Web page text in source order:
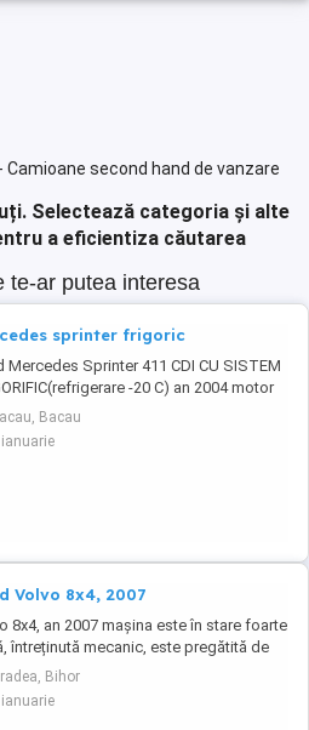
second hand de vanzare
Selectează categoria și alte
a eficientiza căutarea
te-ar putea interesa
sprinter frigoric
Mercedes Sprinter 411 CDI CU SISTEM
-20 C) an 2004 motor
hp in stare perfecta de functionare.
schimbate telescoapele,grup nou
dubla 1000 euro ,alternator nou 150W,
Bacau
ianuarie
Volvo 8x4, 2007
8x4, an 2007 mașina este în stare foarte
întreținută mecanic, este pregătită de
Ofer fiscal Preț negociabil 36500 eur
la tel :
Bihor
ianuarie